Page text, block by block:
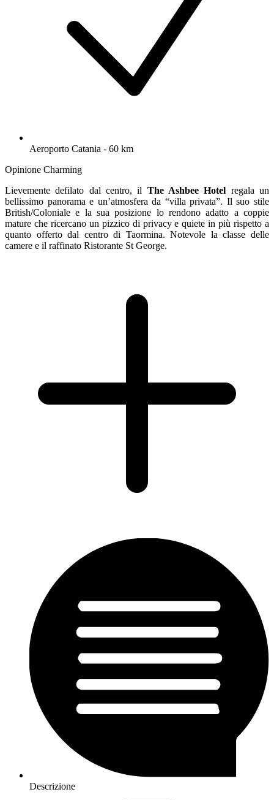
Aeroporto Catania - 60 km
Opinione Charming
Lievemente defilato dal centro, il The Ashbee Hotel regala un
bellissimo panorama e un’atmosfera da “villa privata”. Il suo stile
British/Coloniale e la sua posizione lo rendono adatto a coppie
mature che ricercano un pizzico di privacy e quiete in più rispetto a
quanto offerto dal centro di Taormina. Notevole la classe delle
camere e il raffinato Ristorante St George.
Descrizione